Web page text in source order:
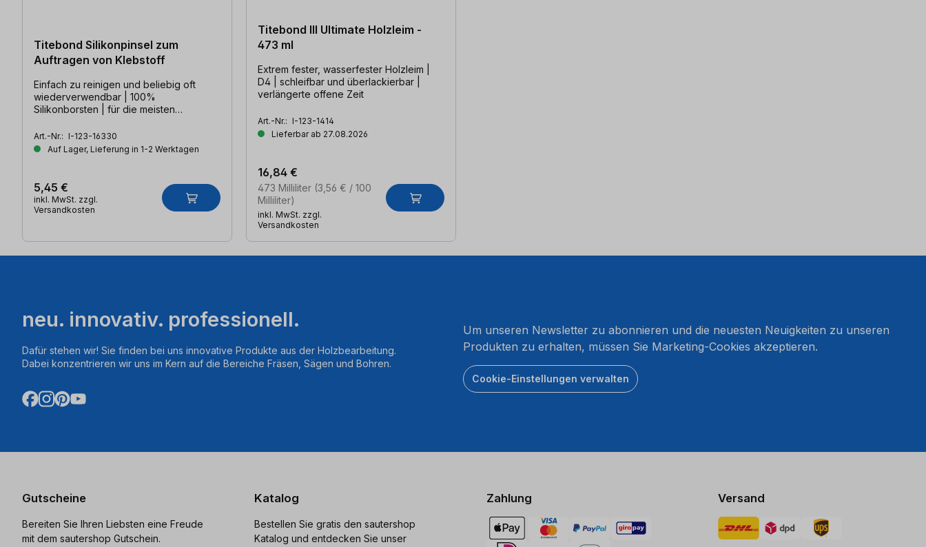
Titebond Silikonpinsel zum
Auftragen von Klebstoff
Einfach zu reinigen und beliebig oft
wiederverwendbar | 100%
Silikonborsten | für die meisten
Art.-Nr.: I-123-16330
Auf Lager, Lieferung in 1-2 Werktagen
5,45 €
inkl. MwSt. zzgl.
Versandkosten
Titebond III Ultimate Holzleim -
473 ml
Extrem fester, wasserfester Holzleim |
D4 | schleifbar und überlackierbar |
verlängerte offene Zeit
Art.-Nr.: I-123-1414
Lieferbar ab 27.08.2026
473 Milliliter (3,56 € / 100
Milliliter)
16,84 €
inkl. MwSt. zzgl.
Versandkosten
neu. innovativ. professionell.
Dafür stehen wir! Sie finden bei uns innovative Produkte aus der Holzbearbeitung.
Dabei konzentrieren wir uns im Kern auf die Bereiche Fräsen, Sägen und Bohren.
Um unseren Newsletter zu abonnieren und die neuesten Neuigkeiten zu unseren
Produkten zu erhalten, müssen Sie Marketing-Cookies akzeptieren.
Cookie-Einstellungen verwalten
Gutscheine
Bereiten Sie Ihren Liebsten eine Freude
mit dem sautershop Gutschein.
Katalog
Bestellen Sie gratis den sautershop
Katalog und entdecken Sie unser
Zahlung Versand